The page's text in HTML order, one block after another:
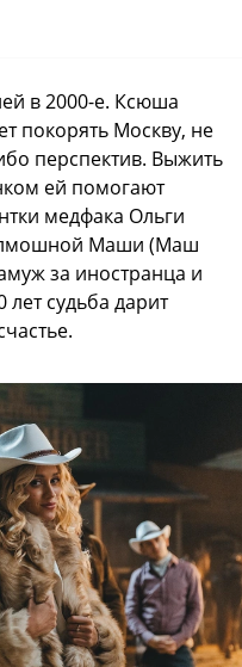
в 2000-е. Ксюша
покорять Москву, не
перспектив. Выжить
ей помогают
медфака Ольги
Маши (Маш
за иностранца и
лет судьба дарит